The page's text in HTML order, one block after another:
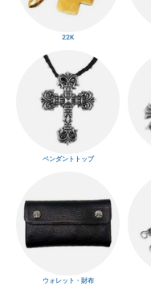
22K
ペンダントトップ
ウォレット・財布